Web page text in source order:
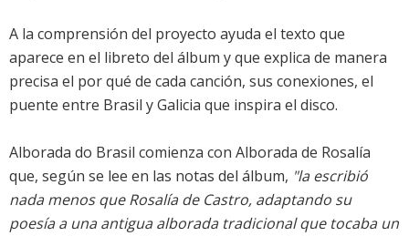
A la comprensión del proyecto ayuda el texto que
aparece en el libreto del álbum y que explica de manera
precisa el por qué de cada canción, sus conexiones, el
puente entre Brasil y Galicia que inspira el disco.
Alborada do Brasil comienza con Alborada de Rosalía
que, según se lee en las notas del álbum, "la escribió
nada menos que Rosalía de Castro, adaptando su
poesía a una antigua alborada tradicional que tocaba un